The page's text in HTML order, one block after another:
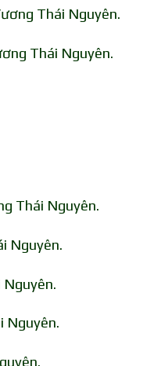
Thái Nguyên.
Thái Nguyên.
Thái Nguyên.
Nguyên.
Nguyên.